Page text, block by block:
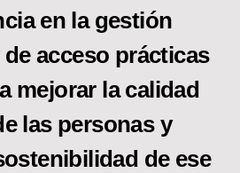
en la gestión
acceso prácticas
mejorar la calidad
las personas y
de ese